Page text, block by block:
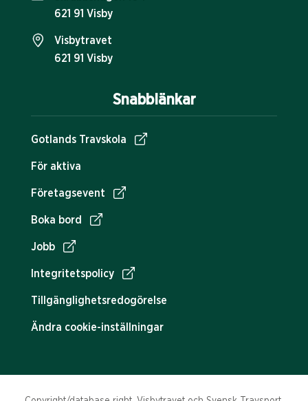
Snabblänkar
Gotlands Travskola
För aktiva
Företagsevent
Boka bord
Jobb
Integritetspolicy
Tillgänglighetsredogörelse
Ändra cookie-inställningar
621 91 Visby
Visbytravet
621 91 Visby